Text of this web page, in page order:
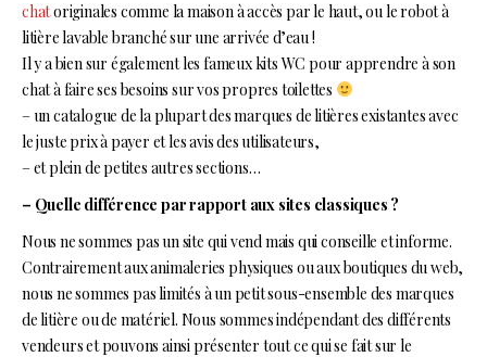
chatoriginales comme la maison à accès par le haut, ou le robot à
litière lavable branché sur une arrivée d’eau !
Il y a bien sur également les fameux kits WC pour apprendre à son
chat à faire ses besoins sur vos propres toilettes
– un catalogue de la plupart des marques de litières existantes avec
le juste prix à payer et les avis des utilisateurs,
– et plein de petites autres sections…
– Quelle différence par rapport aux sites classiques ?
Nous ne sommes pas un site qui vend mais qui conseille et informe.
Contrairement aux animaleries physiques ou aux boutiques du web,
nous ne sommes pas limités à un petit sous-ensemble des marques
de litière ou de matériel. Nous sommes indépendant des différents
vendeurs et pouvons ainsi présenter tout ce qui se fait sur le